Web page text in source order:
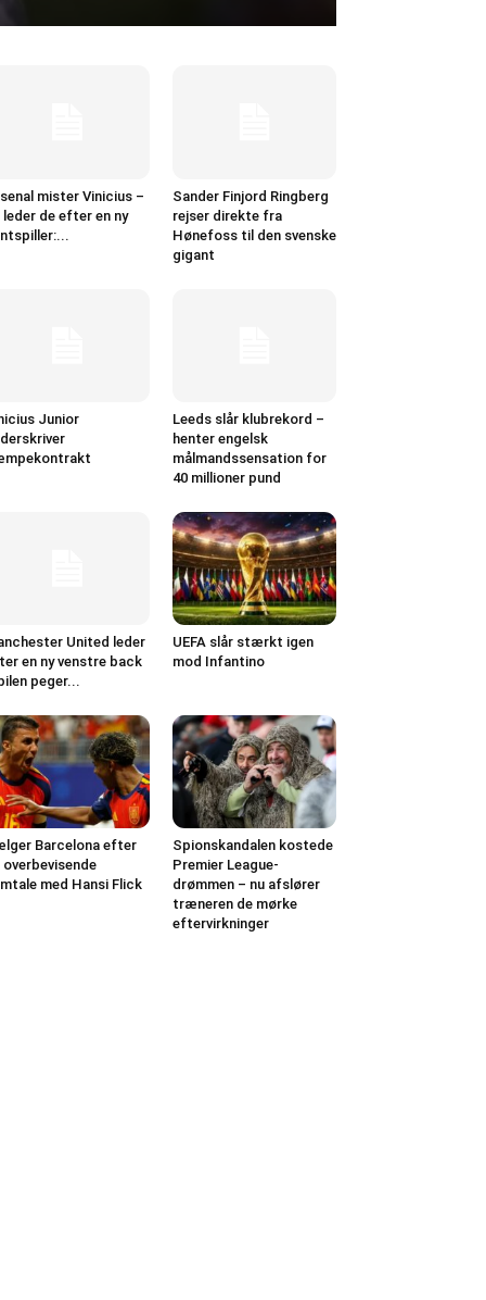
mister Vinicius –
leder de efter en ny
Sander Finjord Ringberg
rejser direkte fra
Hønefoss til den svenske
gigant
Junior
Leeds slår klubrekord –
henter engelsk
målmandssensation for
40 millioner pund
United leder
en ny venstre back
peger...
UEFA slår stærkt igen
mod Infantino
Barcelona efter
overbevisende
med Hansi Flick
Spionskandalen kostede
Premier League-
drømmen – nu afslører
træneren de mørke
eftervirkninger